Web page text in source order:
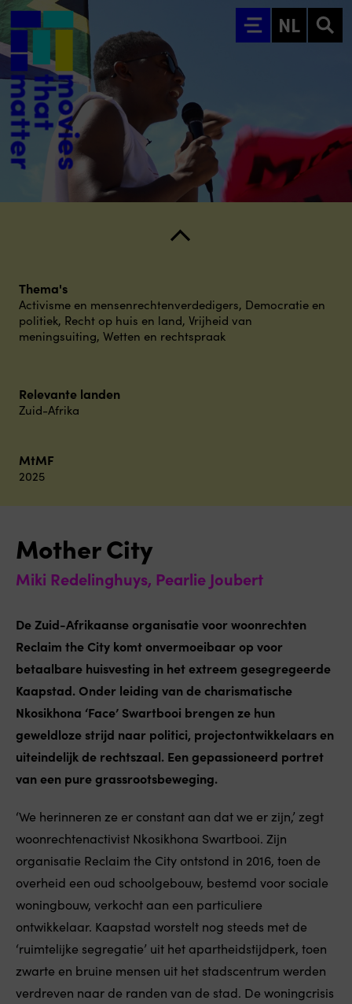
Ga naar hoofdinhoud
NL
Thema's
Activisme en mensenrechtenverdedigers, Democratie en
politiek, Recht op huis en land, Vrijheid van
meningsuiting, Wetten en rechtspraak
Relevante landen
Zuid-Afrika
MtMF
2025
Mother City
Miki Redelinghuys, Pearlie Joubert
De Zuid-Afrikaanse organisatie voor woonrechten
Reclaim the City komt onvermoeibaar op voor
betaalbare huisvesting in het extreem gesegregeerde
Kaapstad. Onder leiding van de charismatische
Nkosikhona ‘Face’ Swartbooi brengen ze hun
geweldloze strijd naar politici, projectontwikkelaars en
uiteindelijk de rechtszaal. Een gepassioneerd portret
van een pure grassrootsbeweging.
‘We herinneren ze er constant aan dat we er zijn,’ zegt
woonrechtenactivist Nkosikhona Swartbooi. Zijn
organisatie Reclaim the City ontstond in 2016, toen de
overheid een oud schoolgebouw, bestemd voor sociale
woningbouw, verkocht aan een particuliere
ontwikkelaar. Kaapstad worstelt nog steeds met de
‘ruimtelijke segregatie’ uit het apartheidstijdperk, toen
zwarte en bruine mensen uit het stadscentrum werden
verdreven naar de randen van de stad. De woningcrisis